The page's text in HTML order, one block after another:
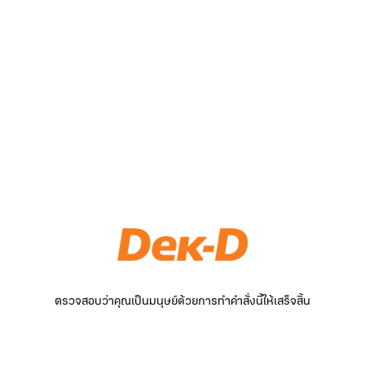
ตรวจสอบว่าคุณเป็นมนุษย์ด้วยการทำคำสั่งนี้ให้เสร็จสิ้น